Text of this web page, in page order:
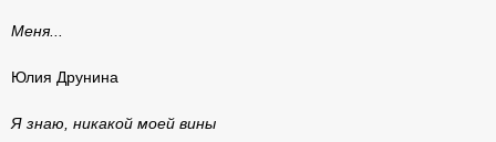
Меня...
Юлия Друнина
Я знаю, никакой моей вины